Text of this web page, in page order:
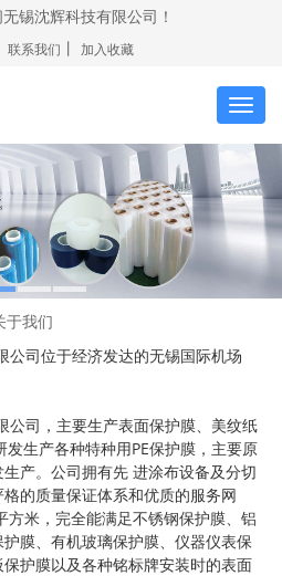
锡沈辉科技有限公司！
联系我们 丨 加入收藏
切
换
导
航
于我们
公司位于经济发达的无锡国际机场
司，主要生产表面保护膜、美纹纸
生产各种特种用PE保护膜，主要原
产。公司拥有先 进涂布设备及分切
的质量保证体系和优质的服务网
米，完全能满足不锈钢保护膜、铝
膜、有机玻璃保护膜、仪器仪表保
护膜以及各种铭标牌安装时的表面